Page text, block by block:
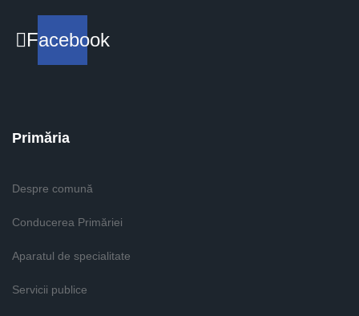
Facebook
Primăria
Despre comună
Conducerea Primăriei
Aparatul de specialitate
Servicii publice